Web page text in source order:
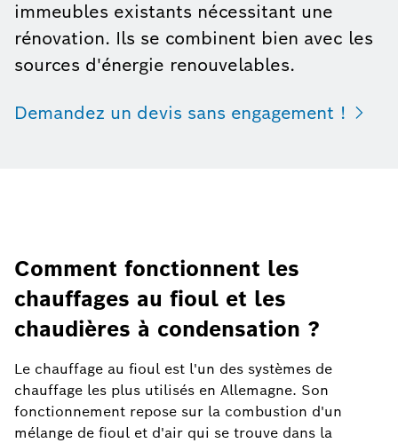
immeubles existants nécessitant une
rénovation. Ils se combinent bien avec les
sources d'énergie renouvelables.
Demandez un devis sans engagement !
Comment fonctionnent les
chauffages au fioul et les
chaudières à condensation ?
Le chauffage au fioul est l'un des systèmes de
chauffage les plus utilisés en Allemagne. Son
fonctionnement repose sur la combustion d'un
mélange de fioul et d'air qui se trouve dans la